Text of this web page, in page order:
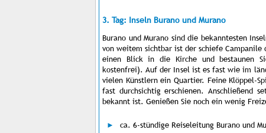
3. Tag: Inseln Burano und Murano
Burano und Murano sind die bekanntesten
von weitem sichtbar ist der schiefe Campanile
einen Blick in die Kirche und bestaunen
kostenfrei). Auf der Insel ist es fast wie im
vielen Künstlern ein Quartier. Feine Klöppel-
fast durchsichtig erschienen. Anschließend
bekannt ist. Genießen Sie noch ein wenig
ca. 6-stündige Reiseleitung Burano und